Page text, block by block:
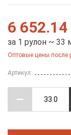
6
за 1 рулон ~ 33
Оптовые цены после
Артикул: